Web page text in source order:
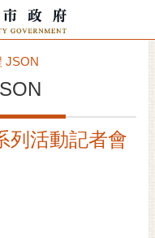
JSON
列活動記者會